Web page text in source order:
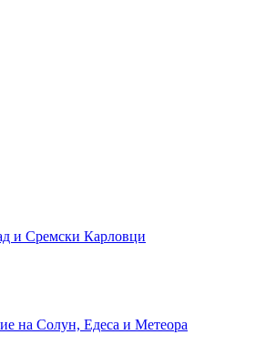
и Сремски Карловци
на Солун, Едеса и Метеора